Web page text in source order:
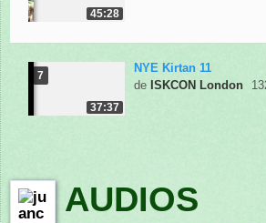
45:28
37:37
7
NYE Kirtan 11
de ISKCON London
AUDIOS